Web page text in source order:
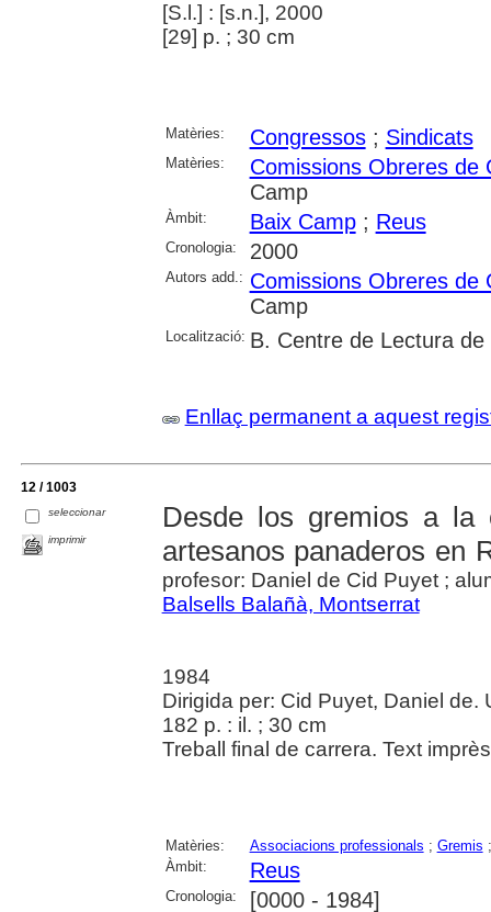
[S.l.] : [s.n.], 2000
[29] p. ; 30 cm
Matèries: Congressos; Sindicats
Matèries:
Comissions Obreres de
Camp
Àmbit: Baix Camp; Reus
Cronologia: 2000
Autors add.: Comissions Obreres de
Camp
Localització: B. Centre de Lectura de
Enllaç permanent a aquest
12 / 1003
seleccionar
imprimir
Desde los gremios a la
artesanos panaderos en
profesor: Daniel de Cid Puyet ;
Balsells Balañà, Montserrat
1984
Dirigida per: Cid Puyet, Daniel
182 p. : il. ; 30 cm
Treball final de carrera. Text
Matèries: Associacions professionals ; Gremis
Àmbit:
Reus
Cronologia: [0000 - 1984]